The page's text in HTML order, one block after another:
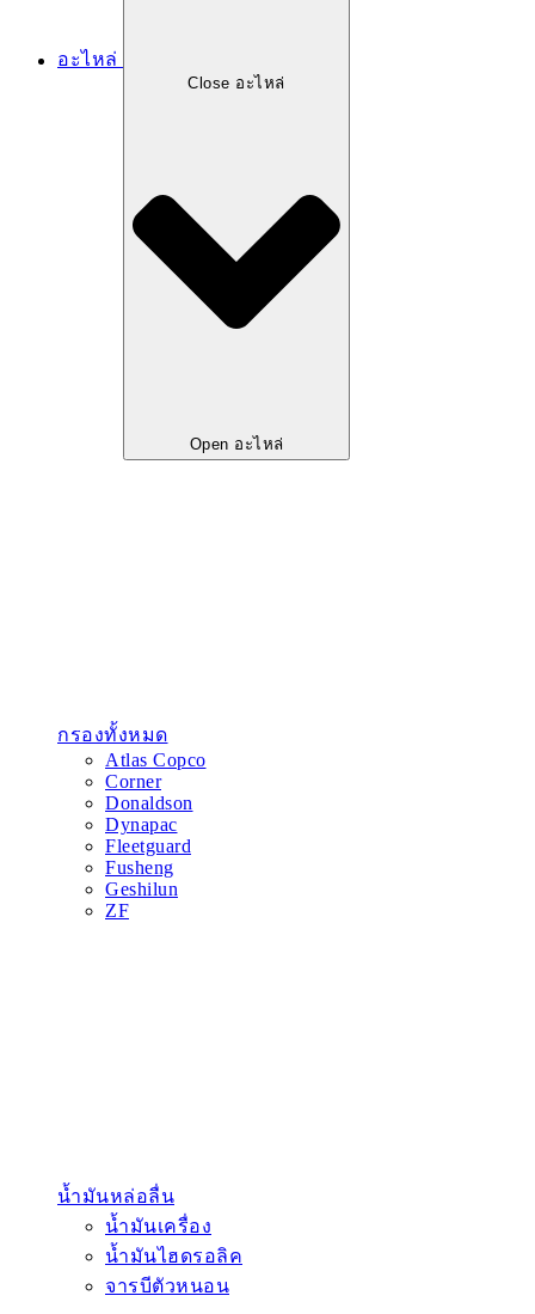
อะไหล่
Close อะไหล่
Open อะไหล่
กรองทั้งหมด
Atlas Copco
Corner
Donaldson
Dynapac
Fleetguard
Fusheng
Geshilun
ZF
น้ำมันหล่อลื่น
น้ำมันเครื่อง
น้ำมันไฮดรอลิค
จารบีตัวหนอน